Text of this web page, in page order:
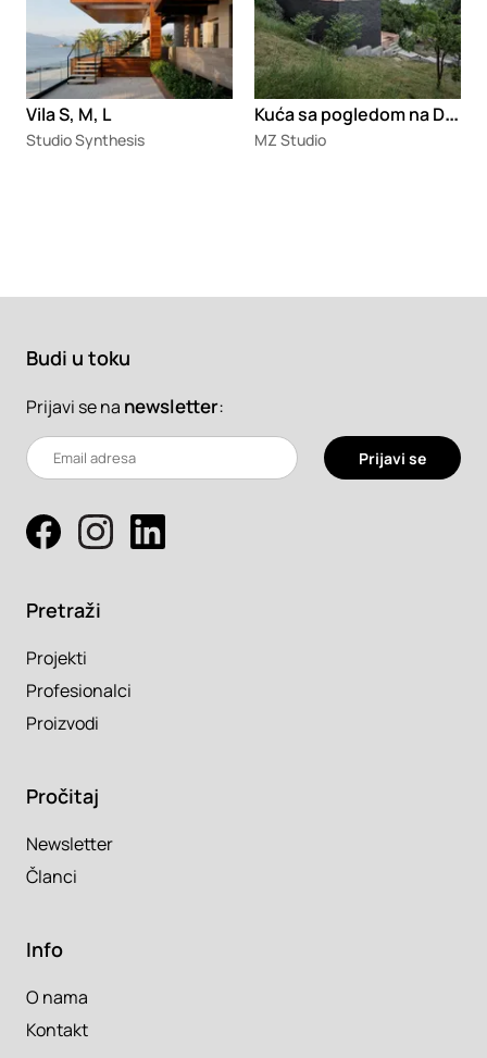
Vila S, M, L
Studio Synthesis
K
uća sa pogledom na Dunav
MZ Studio
Budi u toku
Prijavi se na newsletter:
Prijavi se
Pretraži
Projekti
Profesionalci
Proizvodi
Pročitaj
Newsletter
Članci
Info
O nama
Kontakt